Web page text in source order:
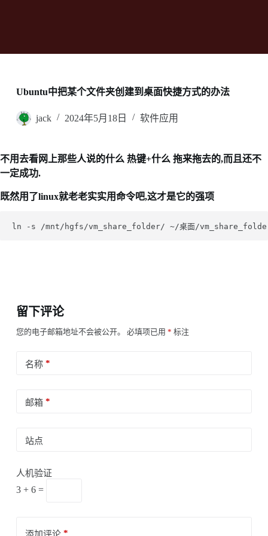
Ubuntu中把某个文件夹创建到桌面快捷方式的办法
jack 2024年5月18日 软件应用
不用去看网上那些人说的什么 热键+什么 拖来拖去的,而且还不
一定成功.
既然用了linux就老老实实用命令吧,这才是它的强项
留下评论
您的电子邮箱地址不会被公开。 必填项已用 * 标注
名称*
邮箱*
站点
人机验证
3 + 6 =
*